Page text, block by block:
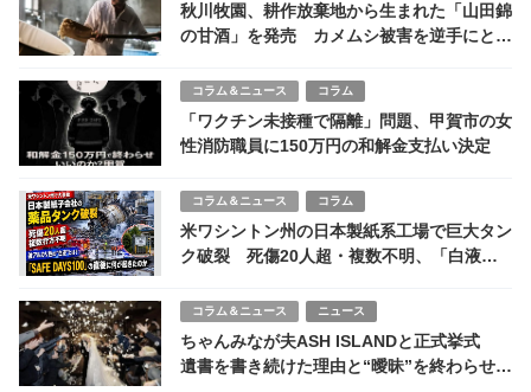
秋川牧園、耕作放棄地から生まれた「山田錦
の甘酒」を発売 カメムシ被害を逆手にとっ
コラム＆ニュース コラム
「ワクチン未接種で隔離」問題、甲賀市の女
性消防職員に150万円の和解金支払い決定
コラム＆ニュース コラム
米ワシントン州の日本製紙系工場で巨大タン
ク破裂 死傷20人超・複数不明、「白液」
コラム＆ニュース ニュース
ちゃんみなが夫ASH ISLANDと正式挙式
遺書を書き続けた理由と“曖昧”を終わらせた